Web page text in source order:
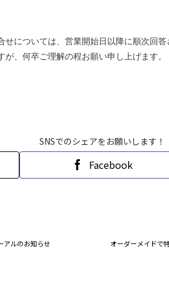
については、営業開始日以降に順次回答
、何卒ご理解の程お願い申し上げます。
SNSでのシェアをお願いします！
Facebook
アルのお知らせ オーダーメイドで